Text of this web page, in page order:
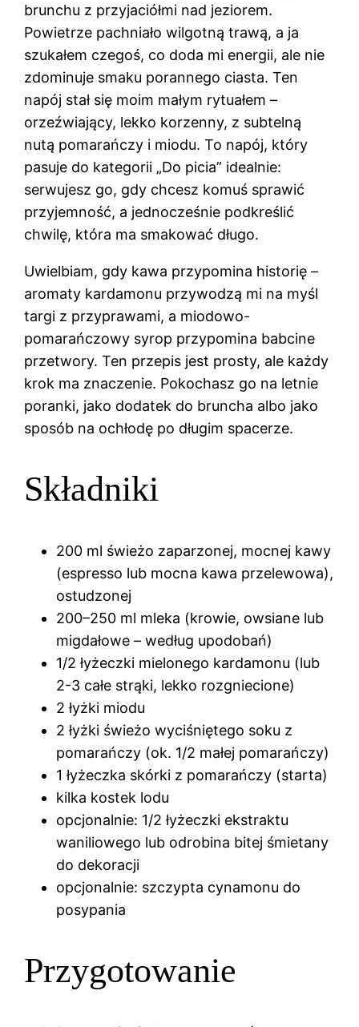
brunchu z przyjaciółmi nad jeziorem.
Powietrze pachniało wilgotną trawą, a ja
szukałem czegoś, co doda mi energii, ale nie
zdominuje smaku porannego ciasta. Ten
napój stał się moim małym rytuałem –
orzeźwiający, lekko korzenny, z subtelną
nutą pomarańczy i miodu. To napój, który
pasuje do kategorii „Do picia” idealnie:
serwujesz go, gdy chcesz komuś sprawić
przyjemność, a jednocześnie podkreślić
chwilę, która ma smakować długo.
Uwielbiam, gdy kawa przypomina historię –
aromaty kardamonu przywodzą mi na myśl
targi z przyprawami, a miodowo-
pomarańczowy syrop przypomina babcine
przetwory. Ten przepis jest prosty, ale każdy
krok ma znaczenie. Pokochasz go na letnie
poranki, jako dodatek do bruncha albo jako
sposób na ochłodę po długim spacerze.
Składniki
200 ml świeżo zaparzonej, mocnej kawy
(espresso lub mocna kawa przelewowa),
ostudzonej
200–250 ml mleka (krowie, owsiane lub
migdałowe – według upodobań)
1/2 łyżeczki mielonego kardamonu (lub
2-3 całe strąki, lekko rozgniecione)
2 łyżki miodu
2 łyżki świeżo wyciśniętego soku z
pomarańczy (ok. 1/2 małej pomarańczy)
1 łyżeczka skórki z pomarańczy (starta)
kilka kostek lodu
opcjonalnie: 1/2 łyżeczki ekstraktu
waniliowego lub odrobina bitej śmietany
do dekoracji
opcjonalnie: szczypta cynamonu do
posypania
Przygotowanie